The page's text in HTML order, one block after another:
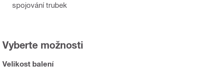
spojování trubek
Vyberte možnosti
Velikost balení